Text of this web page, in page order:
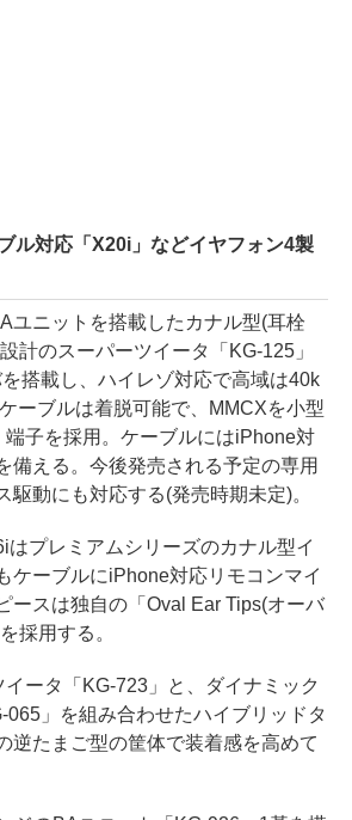
ル対応「X20i」などイヤフォン4製
ニットを搭載したカナル型(耳栓
計のスーパーツイータ「KG-125」
搭載し、ハイレゾ対応で高域は40k
ーブルは着脱可能で、MMCXを小型
子を採用。ケーブルにはiPhone対
備える。今後発売される予定の専用
駆動にも対応する(発売時期未定)。
プレミアムシリーズのカナル型イ
ケーブルにiPhone対応リモコンマイ
ースは独自の「Oval Ear Tips(オーバ
採用する。
ータ「KG-723」と、ダイナミック
065」を組み合わせたハイブリッドタ
逆たまご型の筐体で装着感を高めて